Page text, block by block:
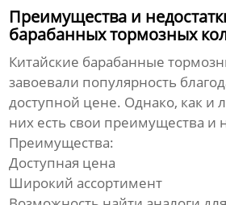
Преимущества и
барабанных тормозных
Китайские барабанные
завоевали популярность
доступной цене. Однако, как и
них есть свои преимущества и
Преимущества:
Доступная цена
Широкий ассортимент